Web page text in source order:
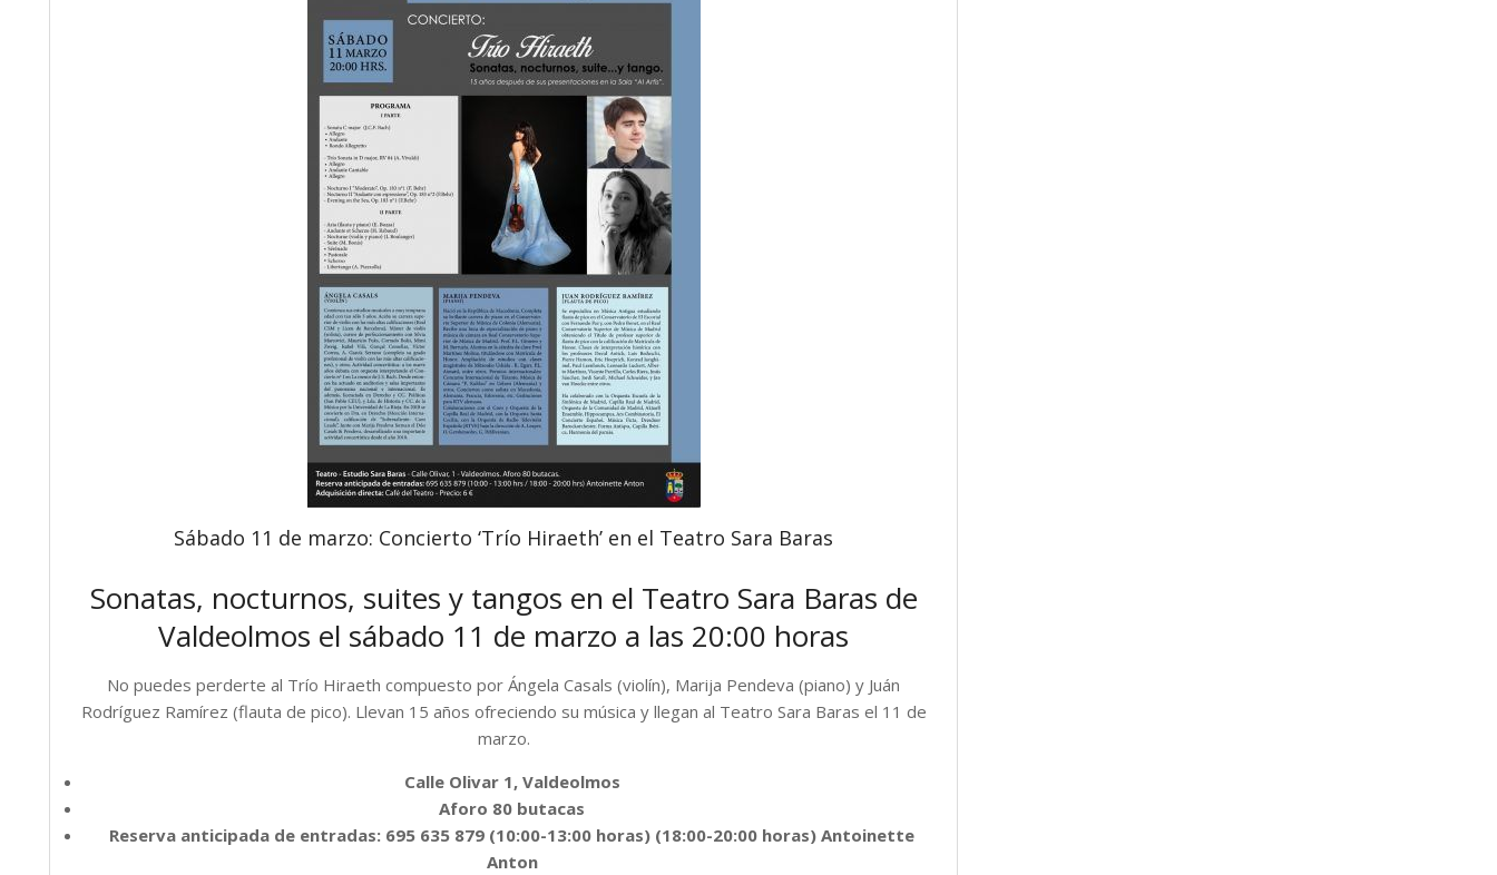
Sábado 11 de marzo: Concierto ‘Trío Hiraeth’ en el Teatro Sara Baras
Sonatas, nocturnos, suites y tangos en el Teatro Sara Baras de
Valdeolmos el sábado 11 de marzo a las 20:00 horas
No puedes perderte al Trío Hiraeth compuesto por Ángela Casals (violín), Marija Pendeva (piano) y Juán
Rodríguez Ramírez (flauta de pico). Llevan 15 años ofreciendo su música y llegan al Teatro Sara Baras el 11 de
marzo.
Calle Olivar 1, Valdeolmos
Aforo 80 butacas
Reserva anticipada de entradas: 695 635 879 (10:00-13:00 horas) (18:00-20:00 horas) Antoinette
Anton